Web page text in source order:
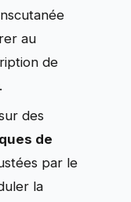
au
de
des
de
par le
la